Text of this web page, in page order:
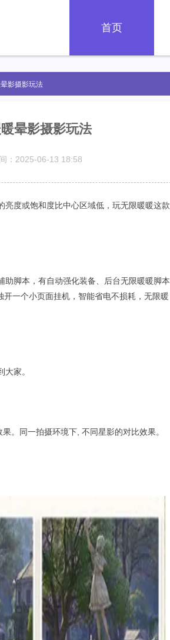
首页
影摄影玩法
晕影摄影玩法
2025-06-13 18:58
度或饱和度比中心区域低，玩无限暖暖这款
脚本，有自动强化装备、后台无限暖暖脚本
一个小页面挂机，智能省电不损耗，无限暖
家。
。同一拍摄环境下, 不同星影的对比效果。